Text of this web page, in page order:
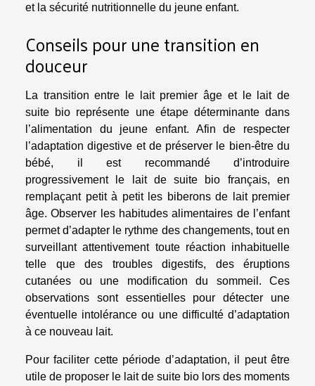
et la sécurité nutritionnelle du jeune enfant.
Conseils pour une transition en
douceur
La transition entre le lait premier âge et le lait de
suite bio représente une étape déterminante dans
l’alimentation du jeune enfant. Afin de respecter
l’adaptation digestive et de préserver le bien-être du
bébé, il est recommandé d’introduire
progressivement le lait de suite bio français, en
remplaçant petit à petit les biberons de lait premier
âge. Observer les habitudes alimentaires de l’enfant
permet d’adapter le rythme des changements, tout en
surveillant attentivement toute réaction inhabituelle
telle que des troubles digestifs, des éruptions
cutanées ou une modification du sommeil. Ces
observations sont essentielles pour détecter une
éventuelle intolérance ou une difficulté d’adaptation
à ce nouveau lait.
Pour faciliter cette période d’adaptation, il peut être
utile de proposer le lait de suite bio lors des moments